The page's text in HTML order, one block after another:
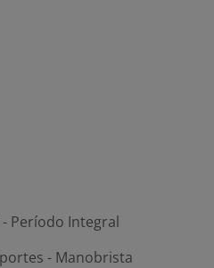
- Período Integral
- Manobrista